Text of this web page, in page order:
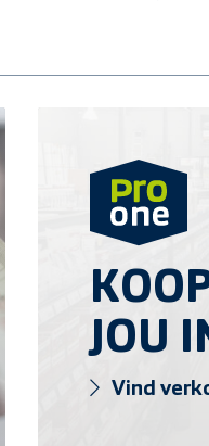
JOU
Vind